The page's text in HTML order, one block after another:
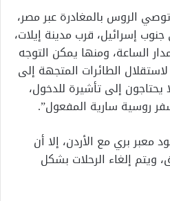
الروس بالمغادرة عبر مصر،
إسرائيل، قرب مدينة إيلات،
الساعة، ومنها يمكن التوجه
الطائرات المتجهة إلى
إلى تأشيرة للدخول،
روسية سارية المفعول”.
معبر بري مع الأردن، إلا أن
ويتم إلغاء الرحلات بشكل